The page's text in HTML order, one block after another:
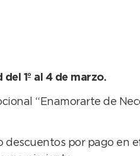
1º al 4 de marzo.
“Enamorarte de
descuentos por pago en